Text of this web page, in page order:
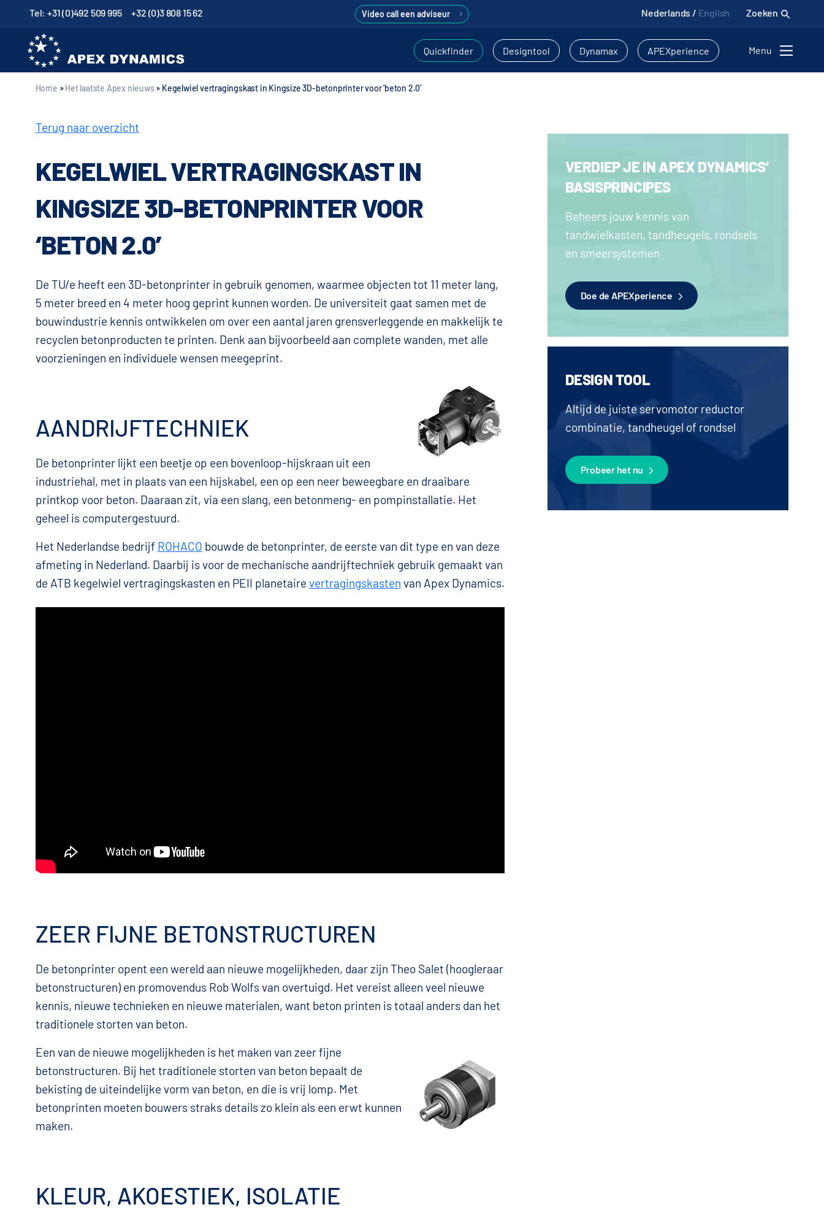
Tel: +31 (0)492 509 995 +32 (0)3 808 15 62 Video call een adviseur Nederlands / English Zoeken
Quickfinder Designtool Dynamax APEXperience Menu
Home »Het laatste Apex nieuws » Kegelwiel vertragingskast in Kingsize 3D-betonprinter voor ‘beton 2.0’
Terug naar overzicht
KEGELWIEL VERTRAGINGSKAST IN
KINGSIZE 3D-BETONPRINTER VOOR
‘BETON 2.0’
De TU/e heeft een 3D-betonprinter in gebruik genomen, waarmee objecten tot 11 meter lang,
5 meter breed en 4 meter hoog geprint kunnen worden. De universiteit gaat samen met de
bouwindustrie kennis ontwikkelen om over een aantal jaren grensverleggende en makkelijk te
recyclen betonproducten te printen. Denk aan bijvoorbeeld aan complete wanden, met alle
voorzieningen en individuele wensen meegeprint.
AANDRIJFTECHNIEK
De betonprinter lijkt een beetje op een bovenloop-hijskraan uit een
industriehal, met in plaats van een hijskabel, een op een neer beweegbare en draaibare
printkop voor beton. Daaraan zit, via een slang, een betonmeng- en pompinstallatie. Het
geheel is computergestuurd.
Het Nederlandse bedrijf ROHACO bouwde de betonprinter, de eerste van dit type en van deze
afmeting in Nederland. Daarbij is voor de mechanische aandrijftechniek gebruik gemaakt van
de ATB kegelwiel vertragingskasten en PEII planetaire vertragingskasten van Apex Dynamics.
ZEER FIJNE BETONSTRUCTUREN
De betonprinter opent een wereld aan nieuwe mogelijkheden, daar zijn Theo Salet (hoogleraar
betonstructuren) en promovendus Rob Wolfs van overtuigd. Het vereist alleen veel nieuwe
kennis, nieuwe technieken en nieuwe materialen, want beton printen is totaal anders dan het
traditionele storten van beton.
Een van de nieuwe mogelijkheden is het maken van zeer fijne
betonstructuren. Bij het traditionele storten van beton bepaalt de
bekisting de uiteindelijke vorm van beton, en die is vrij lomp. Met
betonprinten moeten bouwers straks details zo klein als een erwt kunnen
maken.
KLEUR, AKOESTIEK, ISOLATIE
VERDIEP JE IN APEX DYNAMICS’
BASISPRINCIPES
Beheers jouw kennis van
tandwielkasten, tandheugels, rondsels
en smeersystemen
Doe de APEXperience
DESIGN TOOL
Altijd de juiste servomotor reductor
combinatie, tandheugel of rondsel
Probeer het nu